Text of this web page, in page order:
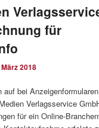
für
2018
auf bei
Verlagsservice
für ein Online-